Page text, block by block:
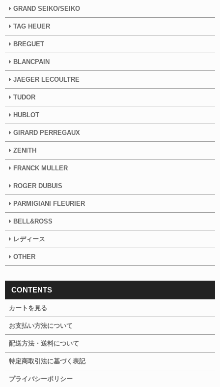
GRAND SEIKO/SEIKO
TAG HEUER
BREGUET
BLANCPAIN
JAEGER LECOULTRE
TUDOR
HUBLOT
GIRARD PERREGAUX
ZENITH
FRANCK MULLER
ROGER DUBUIS
PARMIGIANI FLEURIER
BELL&ROSS
レディース
OTHER
CONTENTS
カートを見る
お支払い方法について
配送方法・送料について
特定商取引法に基づく表記
プライバシーポリシー